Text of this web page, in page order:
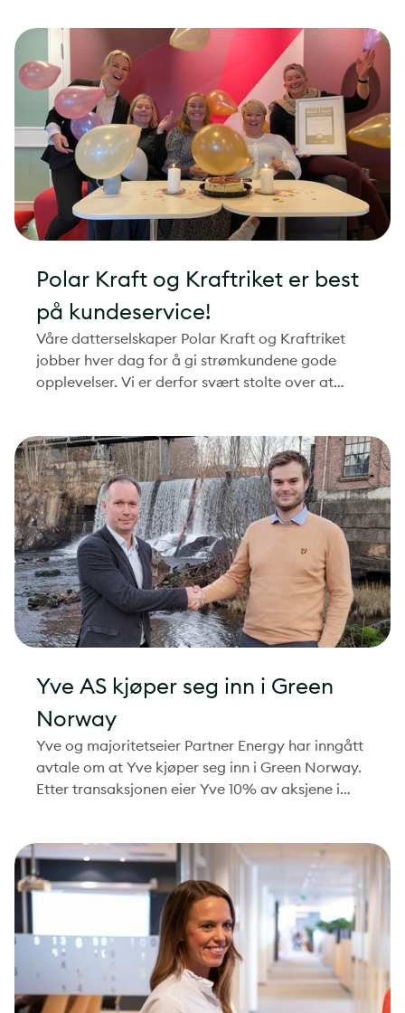
Polar Kraft og Kraftriket er best
på kundeservice!
Våre datterselskaper Polar Kraft og Kraftriket
jobber hver dag for å gi strømkundene gode
opplevelser. Vi er derfor svært stolte over at
kundeserviceprisen 2022!
Yve AS kjøper seg inn i Green
Norway
Yve og majoritetseier Partner Energy har inngått
avtale om at Yve kjøper seg inn i Green Norway.
Etter transaksjonen eier Yve 10% av aksjene i
svært fornøyde over å få hverandre med på
laget.